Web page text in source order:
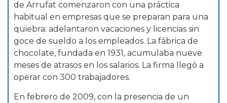
de Arrufat comenzaron con una práctica
habitual en empresas que se preparan para una
quiebra: adelantaron vacaciones y licencias sin
goce de sueldo a los empleados. La fábrica de
chocolate, fundada en 1931, acumulaba nueve
meses de atrasos en los salarios. La firma llegó a
operar con 300 trabajadores.
En febrero de 2009, con la presencia de un